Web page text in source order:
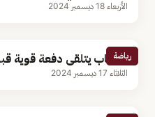
الأربعاء 18 ديسمبر 2024
رياضة
الشباب يتلقى دفعة قوية
الثلاثاء 17 ديسمبر 2024